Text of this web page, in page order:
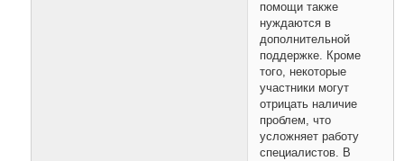
помощи также
нуждаются в
дополнительной
поддержке. Кроме
того, некоторые
участники могут
отрицать наличие
проблем, что
усложняет работу
специалистов. В